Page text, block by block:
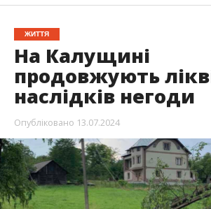
ЖИТТЯ
На Калущині
продовжують
наслідків негоди
Опубліковано 13.07.2024